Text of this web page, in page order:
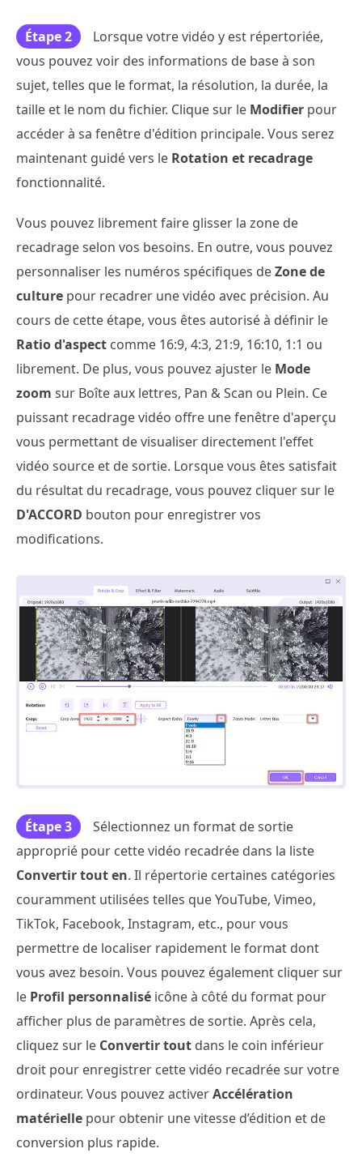
Étape 2
Lorsque votre vidéo y est répertoriée,
vous pouvez voir des informations de base à son
sujet, telles que le format, la résolution, la durée, la
taille et le nom du fichier. Clique sur le Modifier pour
accéder à sa fenêtre d'édition principale. Vous serez
maintenant guidé vers le Rotation et recadrage
fonctionnalité.
Vous pouvez librement faire glisser la zone de
recadrage selon vos besoins. En outre, vous pouvez
personnaliser les numéros spécifiques deZone de
culture pour recadrer une vidéo avec précision. Au
cours de cette étape, vous êtes autorisé à définir le
Ratio d'aspect comme 16:9, 4:3, 21:9, 16:10, 1:1 ou
librement. De plus, vous pouvez ajuster le Mode
zoom sur Boîte aux lettres, Pan & Scan ou Plein. Ce
puissant recadrage vidéo offre une fenêtre d'aperçu
vous permettant de visualiser directement l'effet
vidéo source et de sortie. Lorsque vous êtes satisfait
du résultat du recadrage, vous pouvez cliquer sur le
D'ACCORD bouton pour enregistrer vos
modifications.
Étape 3
Sélectionnez un format de sortie
approprié pour cette vidéo recadrée dans la liste
Convertir tout en. Il répertorie certaines catégories
couramment utilisées telles que YouTube, Vimeo,
TikTok, Facebook, Instagram, etc., pour vous
permettre de localiser rapidement le format dont
vous avez besoin. Vous pouvez également cliquer sur
le Profil personnalisé icône à côté du format pour
afficher plus de paramètres de sortie. Après cela,
cliquez sur le Convertir tout dans le coin inférieur
droit pour enregistrer cette vidéo recadrée sur votre
ordinateur. Vous pouvez activerAccélération
matérielle pour obtenir une vitesse d’édition et de
conversion plus rapide.